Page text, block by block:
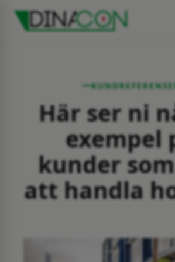
Öppen BM-Container
Förrådscontainer
Frontlastarcontainer
Kombicontainer
Allroundcontainer
Här ser ni
exempel
kunder
att handla